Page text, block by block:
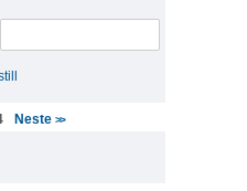
Neste>>